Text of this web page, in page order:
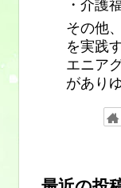
その他
を実践
エニア
があり